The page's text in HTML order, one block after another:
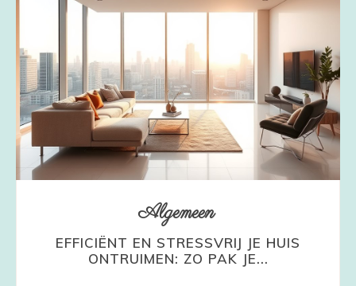
Algemeen
EFFICIËNT EN STRESSVRIJ JE HUIS
ONTRUIMEN: ZO PAK JE...